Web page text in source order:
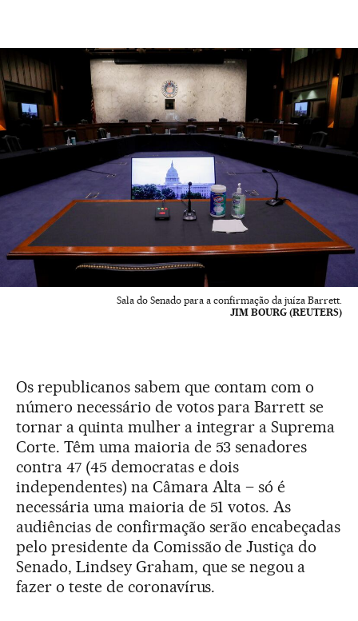
Sala do Senado para a confirmação da juíza Barrett.
JIM BOURG (REUTERS)
Os republicanos sabem que contam com o
número necessário de votos para Barrett se
tornar a quinta mulher a integrar a Suprema
Corte. Têm uma maioria de 53 senadores
contra 47 (45 democratas e dois
independentes) na Câmara Alta – só é
necessária uma maioria de 51 votos. As
audiências de confirmação serão encabeçadas
pelo presidente da Comissão de Justiça do
Senado, Lindsey Graham, que se negou a
fazer o teste de coronavírus.